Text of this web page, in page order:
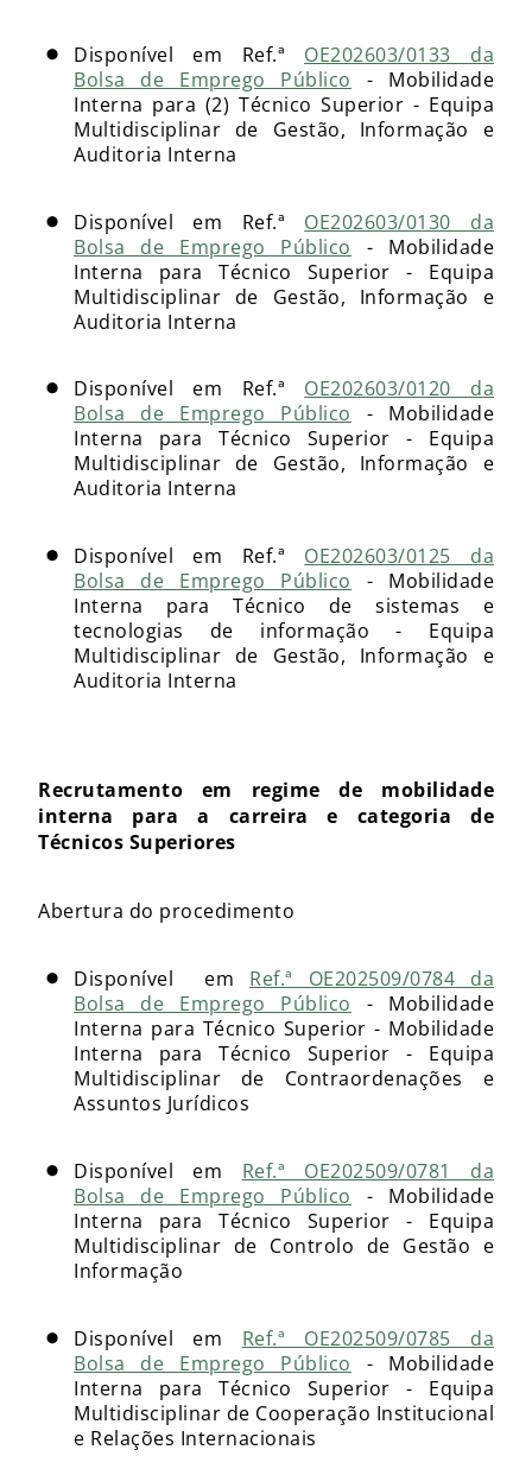
Disponível em Ref.ª OE202603/0133 da
Bolsa de Emprego Público - Mobilidade
Interna para (2) Técnico Superior - Equipa
Multidisciplinar de Gestão, Informação e
Auditoria Interna
Disponível em Ref.ª OE202603/0130 da
Bolsa de Emprego Público - Mobilidade
Interna para Técnico Superior - Equipa
Multidisciplinar de Gestão, Informação e
Auditoria Interna
Disponível em Ref.ª OE202603/0120 da
Bolsa de Emprego Público - Mobilidade
Interna para Técnico Superior - Equipa
Multidisciplinar de Gestão, Informação e
Auditoria Interna
Disponível em Ref.ª OE202603/0125 da
Bolsa de Emprego Público - Mobilidade
Interna para Técnico de sistemas e
tecnologias de informação - Equipa
Multidisciplinar de Gestão, Informação e
Auditoria Interna
Recrutamento em regime de mobilidade
interna para a carreira e categoria de
Técnicos Superiores
Abertura do procedimento
Disponível em Ref.ª OE202509/0784 da
Bolsa de Emprego Público - Mobilidade
Interna para Técnico Superior - Mobilidade
Interna para Técnico Superior - Equipa
Multidisciplinar de Contraordenações e
Assuntos Jurídicos
Disponível em Ref.ª OE202509/0781 da
Bolsa de Emprego Público - Mobilidade
Interna para Técnico Superior - Equipa
Multidisciplinar de Controlo de Gestão e
Informação
Disponível em Ref.ª OE202509/0785 da
Bolsa de Emprego Público - Mobilidade
Interna para Técnico Superior - Equipa
Multidisciplinar de Cooperação Institucional
e Relações Internacionais